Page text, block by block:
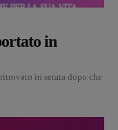
in
in serata dopo che